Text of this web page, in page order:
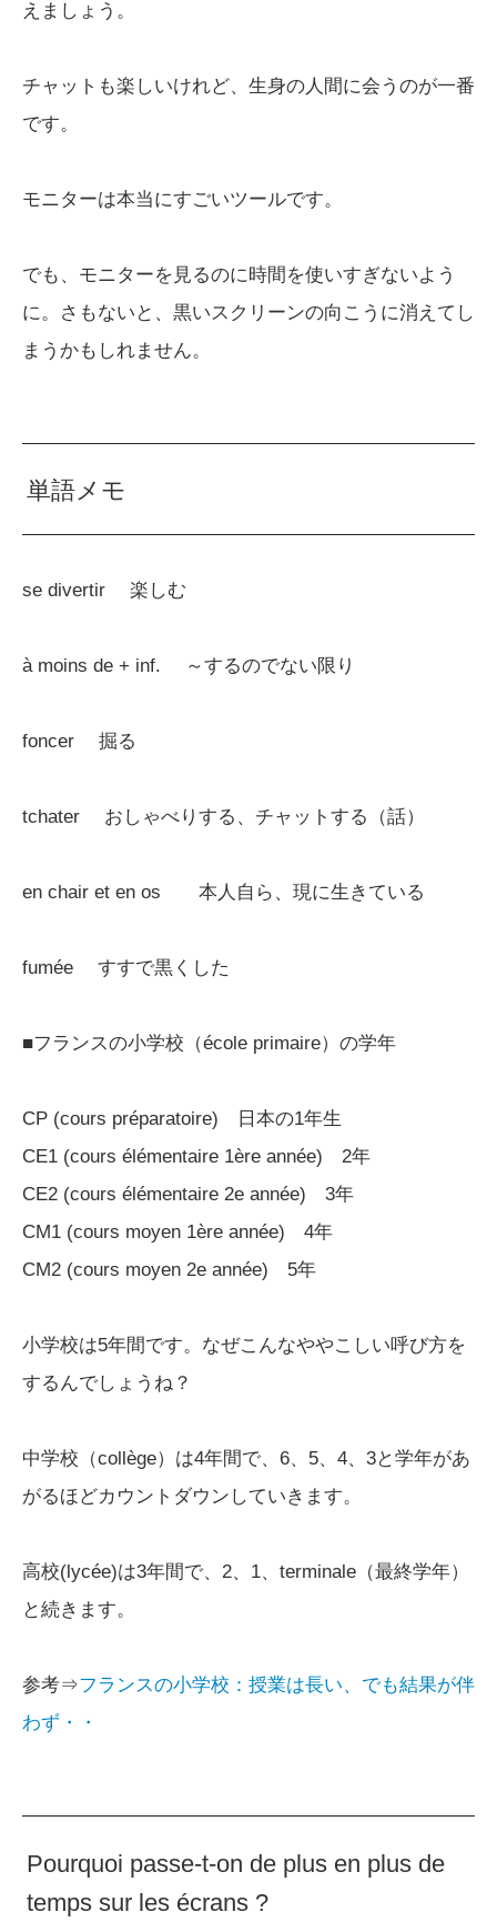
えましょう。
チャットも楽しいけれど、生身の人間に会うのが一番
です。
モニターは本当にすごいツールです。
でも、モニターを見るのに時間を使いすぎないよう
に。さもないと、黒いスクリーンの向こうに消えてし
まうかもしれません。
単語メモ
se divertir 楽しむ
à moins de + inf. ～するのでない限り
foncer 掘る
tchater おしゃべりする、チャットする（話）
en chair et en os 本人自ら、現に生きている
fumée すすで黒くした
■フランスの小学校（école primaire）の学年
CP (cours préparatoire) 日本の1年生
CE1 (cours élémentaire 1ère année) 2年
CE2 (cours élémentaire 2e année) 3年
CM1 (cours moyen 1ère année) 4年
CM2 (cours moyen 2e année) 5年
小学校は5年間です。なぜこんなややこしい呼び方を
するんでしょうね？
中学校（collège）は4年間で、6、5、4、3と学年があ
がるほどカウントダウンしていきます。
高校(lycée)は3年間で、2、1、terminale（最終学年）
と続きます。
参考⇒フランスの小学校：授業は長い、でも結果が伴
わず・・
Pourquoi passe-t-on de plus en plus de
temps sur les écrans ?